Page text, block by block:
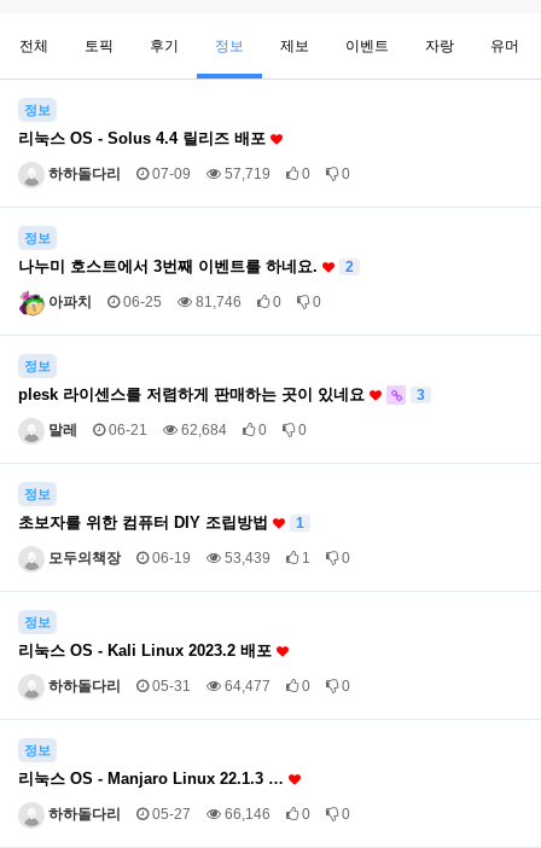
전체 토픽 후기 정보 제보 이벤트 자랑 유머
정보
리눅스 OS - Solus 4.4 릴리즈 배포
하하돌다리 07-09 57,719 0 0
정보
나누미 호스트에서 3번째 이벤트를 하네요. 2
아파치 06-25 81,746 0 0
정보
plesk 라이센스를 저렴하게 판매하는 곳이 있네요 3
말레 06-21 62,684 0 0
정보
초보자를 위한 컴퓨터 DIY 조립방법 1
모두의책장 06-19 53,439 1 0
정보
리눅스 OS - Kali Linux 2023.2 배포
하하돌다리 05-31 64,477 0 0
정보
리눅스 OS - Manjaro Linux 22.1.3 …
하하돌다리 05-27 66,146 0 0